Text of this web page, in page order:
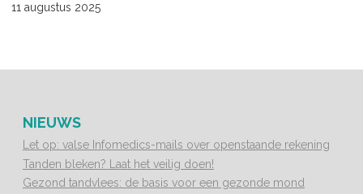
11 augustus 2025
NIEUWS
Let op: valse Infomedics-mails over openstaande rekening
Tanden bleken? Laat het veilig doen!
Gezond tandvlees: de basis voor een gezonde mond